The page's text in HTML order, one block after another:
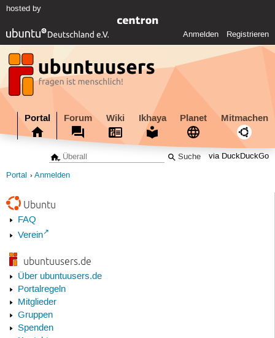
hosted by
Anmelden Registrieren
Portal Forum Wiki Ikhaya Planet Mitmachen
via DuckDuckGo
Portal Anmelden
Ubuntu
FAQ
Verein
ubuntuusers.de
Über ubuntuusers.de
Portalregeln
Mitglieder
Gruppen
Spenden